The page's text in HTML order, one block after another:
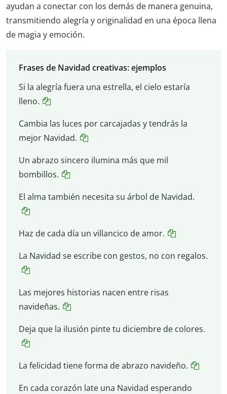
ayudan a conectar con los demás de manera genuina,
transmitiendo alegría y originalidad en una época llena
de magia y emoción.
Frases de Navidad creativas: ejemplos
Si la alegría fuera una estrella, el cielo estaría
lleno.
Cambia las luces por carcajadas y tendrás la
mejor Navidad.
Un abrazo sincero ilumina más que mil
bombillos.
El alma también necesita su árbol de Navidad.
Haz de cada día un villancico de amor.
La Navidad se escribe con gestos, no con regalos.
Las mejores historias nacen entre risas
navideñas.
Deja que la ilusión pinte tu diciembre de colores.
La felicidad tiene forma de abrazo navideño.
En cada corazón late una Navidad esperando